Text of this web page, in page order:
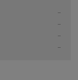
-
-
-
-